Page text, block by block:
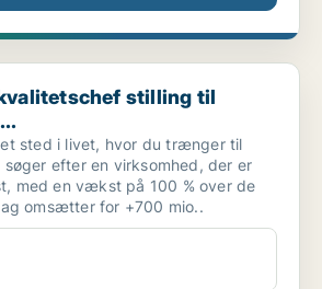
stilling til international...
stilling til
sted i livet, hvor du trænger til
efter en virksomhed, der er
med en vækst på 100 % over de
omsætter for +700 mio..